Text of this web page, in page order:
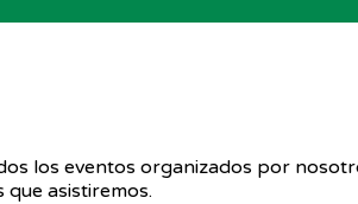
los eventos organizados por
asistiremos.